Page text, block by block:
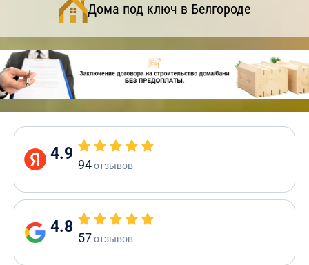
Дома под ключ в Белгороде
4.9
94отзывов
4.8
57отзывов